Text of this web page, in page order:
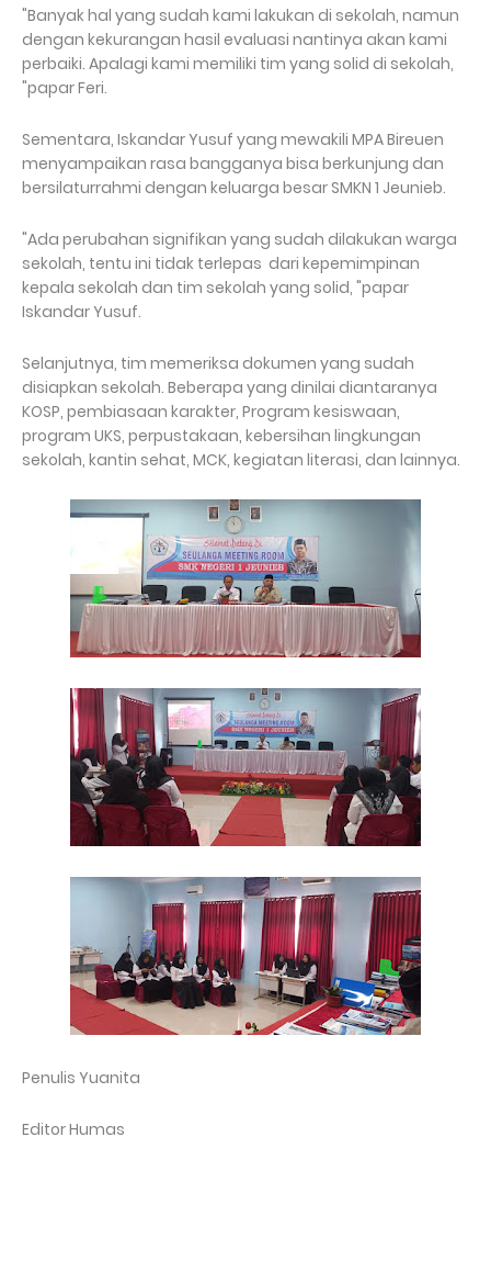
"Banyak hal yang sudah kami lakukan di sekolah, namun
dengan kekurangan hasil evaluasi nantinya akan kami
perbaiki. Apalagi kami memiliki tim yang solid di sekolah,
"papar Feri.
Sementara, Iskandar Yusuf yang mewakili MPA Bireuen
menyampaikan rasa bangganya bisa berkunjung dan
bersilaturrahmi dengan keluarga besar SMKN 1 Jeunieb.
"Ada perubahan signifikan yang sudah dilakukan warga
sekolah, tentu ini tidak terlepas dari kepemimpinan
kepala sekolah dan tim sekolah yang solid, "papar
Iskandar Yusuf.
Selanjutnya, tim memeriksa dokumen yang sudah
disiapkan sekolah. Beberapa yang dinilai diantaranya
KOSP, pembiasaan karakter, Program kesiswaan,
program UKS, perpustakaan, kebersihan lingkungan
sekolah, kantin sehat, MCK, kegiatan literasi, dan lainnya.
Penulis Yuanita
Editor Humas